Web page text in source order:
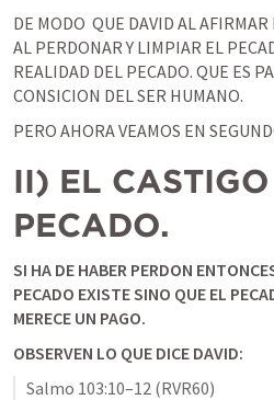
DE MODO  QUE DAVID AL
AL PERDONAR Y LIMPIAR EL
REALIDAD DEL PECADO. QUE ES
CONSICION DEL SER HUMANO.
PERO AHORA VEAMOS EN
II) EL
PECADO.
SI HA DE HABER PERDON
PECADO EXISTE SINO QUE EL
MERECE UN PAGO.
OBSERVEN LO QUE DICE DAVID:
Salmo 103:10–12 (RVR60)